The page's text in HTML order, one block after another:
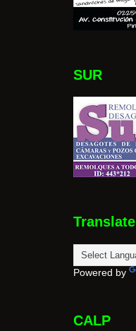
SUR
Translate
Powered by
CALP